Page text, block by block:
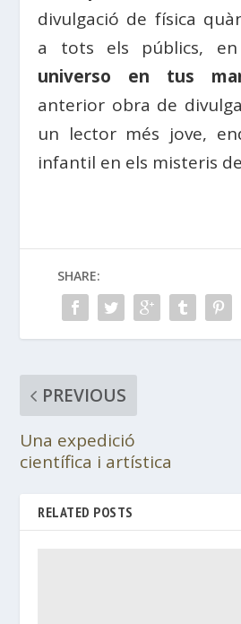
divulgació de física
a tots els públics,
universo en tus
anterior obra de
un lector més jove,
infantil en els misteris de
SHARE:
PREVIOUS
Una expedició
científica i artística
RELATED POSTS